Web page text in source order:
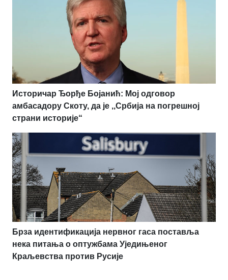
Историчар Ђорђе Бојанић: Мој одговор
амбасадору Скоту, да је ,,Србија на погрешној
страни историје“
Брза идентификација нервног гаса поставља
нека питања о оптужбама Уједињеног
Краљевства против Русије